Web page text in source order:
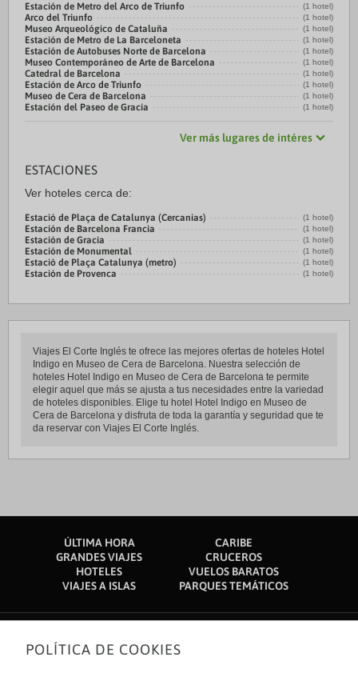
Estación de Metro del Arco de Triunfo (1 hotel)
Arco del Triunfo (1 hotel)
Museo Arqueológico de Cataluña (1 hotel)
Estación de Metro de La Barceloneta (1 hotel)
Estación de Autobuses Norte de Barcelona (1 hotel)
Museo Contemporáneo de Arte de Barcelona (1 hotel)
Catedral de Barcelona (1 hotel)
Estación de Arco de Triunfo (1 hotel)
Museo de Cera de Barcelona (1 hotel)
Estación del Paseo de Gracia (1 hotel)
Ver más lugares de intéres
ESTACIONES
Ver hoteles cerca de:
Estació de Plaça de Catalunya (Cercanias) (1 hotel)
Estación de Barcelona Francia (1 hotel)
Estación de Gracia (1 hotel)
Estación de Monumental (1 hotel)
Estació de Plaça Catalunya (metro) (1 hotel)
Estación de Provenca (1 hotel)
Viajes El Corte Inglés te ofrece las mejores ofertas de hoteles Hotel
Indigo en Museo de Cera de Barcelona. Nuestra selección de
hoteles Hotel Indigo en Museo de Cera de Barcelona te permite
elegir aquel que más se ajusta a tus necesidades entre la variedad
de hoteles disponibles. Elige tu hotel Hotel Indigo en Museo de
Cera de Barcelona y disfruta de toda la garantía y seguridad que te
da reservar con Viajes El Corte Inglés.
ÚLTIMA HORA
CARIBE
GRANDES VIAJES
CRUCEROS
HOTELES
VUELOS BARATOS
VIAJES A ISLAS
PARQUES TEMÁTICOS
Sobre nosotros
POLÍTICA DE COOKIES